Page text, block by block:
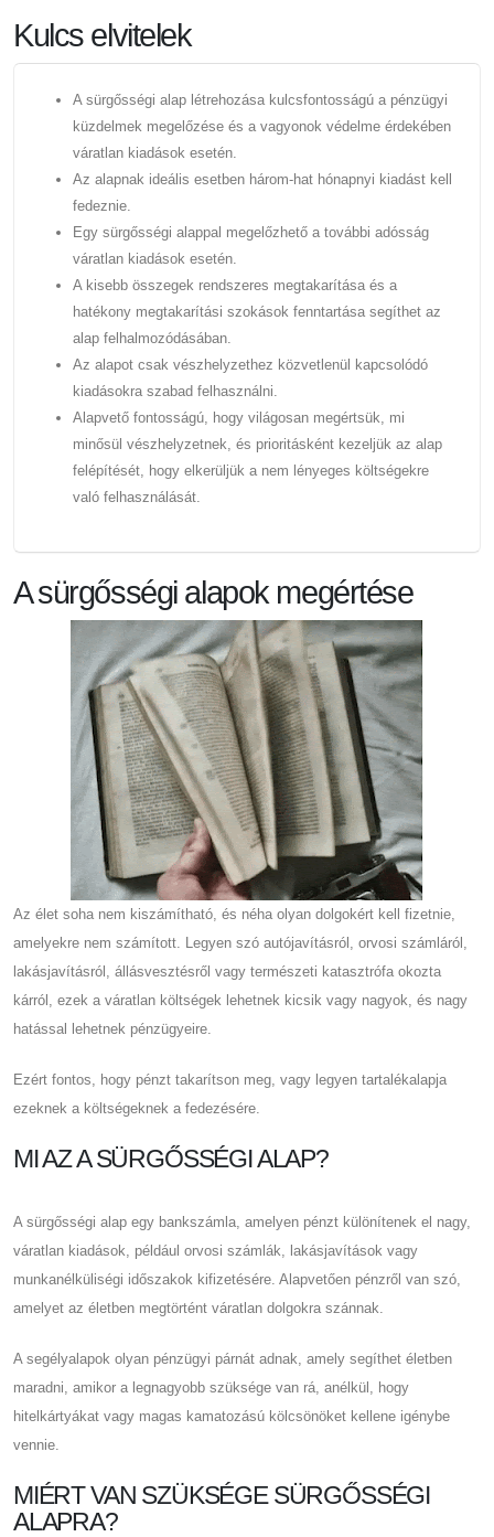
Kulcs elvitelek
A sürgősségi alap létrehozása kulcsfontosságú a pénzügyi
küzdelmek megelőzése és a vagyonok védelme érdekében
váratlan kiadások esetén.
Az alapnak ideális esetben három-hat hónapnyi kiadást kell
fedeznie.
Egy sürgősségi alappal megelőzhető a további adósság
váratlan kiadások esetén.
A kisebb összegek rendszeres megtakarítása és a
hatékony megtakarítási szokások fenntartása segíthet az
alap felhalmozódásában.
Az alapot csak vészhelyzethez közvetlenül kapcsolódó
kiadásokra szabad felhasználni.
Alapvető fontosságú, hogy világosan megértsük, mi
minősül vészhelyzetnek, és prioritásként kezeljük az alap
felépítését, hogy elkerüljük a nem lényeges költségekre
való felhasználását.
A sürgősségi alapok megértése
Az élet soha nem kiszámítható, és néha olyan dolgokért kell fizetnie,
amelyekre nem számított. Legyen szó autójavításról, orvosi számláról,
lakásjavításról, állásvesztésről vagy természeti katasztrófa okozta
kárról, ezek a váratlan költségek lehetnek kicsik vagy nagyok, és nagy
hatással lehetnek pénzügyeire.
Ezért fontos, hogy pénzt takarítson meg, vagy legyen tartalékalapja
ezeknek a költségeknek a fedezésére.
MI AZ A SÜRGŐSSÉGI ALAP?
A sürgősségi alap egy bankszámla, amelyen pénzt különítenek el nagy,
váratlan kiadások, például orvosi számlák, lakásjavítások vagy
munkanélküliségi időszakok kifizetésére. Alapvetően pénzről van szó,
amelyet az életben megtörtént váratlan dolgokra szánnak.
A segélyalapok olyan pénzügyi párnát adnak, amely segíthet életben
maradni, amikor a legnagyobb szüksége van rá, anélkül, hogy
hitelkártyákat vagy magas kamatozású kölcsönöket kellene igénybe
vennie.
MIÉRT VAN SZÜKSÉGE SÜRGŐSSÉGI
ALAPRA?